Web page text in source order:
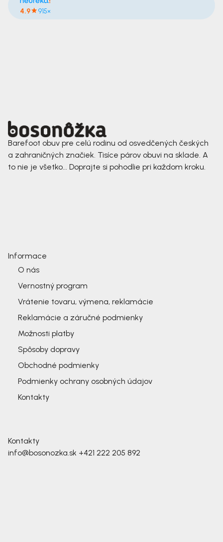
4.9 915×
Barefoot obuv pre celú rodinu od osvedčených českých
a zahraničných značiek. Tisíce párov obuvi na sklade. A
to nie je všetko... Doprajte si pohodlie pri každom kroku.
Informace
O nás
Vernostný program
Vrátenie tovaru, výmena, reklamácie
Reklamácie a záručné podmienky
Možnosti platby
Spôsoby dopravy
Obchodné podmienky
Podmienky ochrany osobných údajov
Kontakty
Kontakty
info@bosonozka.sk +421 222 205 892